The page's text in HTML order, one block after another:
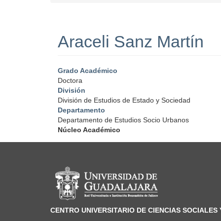
Araceli Sanz Martín
Grado Académico
Doctora
División
División de Estudios de Estado y Sociedad
Departamento
Departamento de Estudios Socio Urbanos
Núcleo Académico
Información del portal
CENTRO UNIVERSITARIO DE CIENCIAS SOCIALES